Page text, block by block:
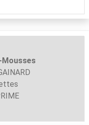
Mousses